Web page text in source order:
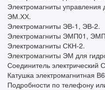
Электромагниты
ЭМ.ХХ.
Электромагниты ЭВ-1, ЭВ-2.
Электромагниты ЭМП01,
Электромагниты СКН-2.
Электромагниты ЭМ для
Соединитель электрический
Катушка электромагнитная
Подробности по телефону